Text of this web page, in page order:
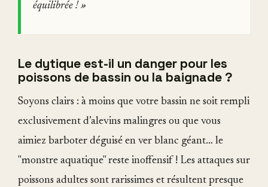
équilibrée ! »
Le dytique est-il un danger pour les
poissons de bassin ou la baignade ?
Soyons clairs : à moins que votre bassin ne soit rempli
exclusivement d’alevins malingres ou que vous
aimiez barboter déguisé en ver blanc géant… le
"monstre aquatique" reste inoffensif ! Les attaques sur
poissons adultes sont rarissimes et résultent presque